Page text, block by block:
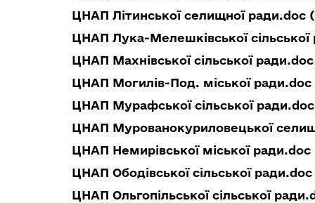
ЦНАП Літинської селищної ради.doc
ЦНАП Лука-Мелешківської
ЦНАП Махнівської сільської
ЦНАП Могилів-Под. міської
ЦНАП Мурафської сільської
ЦНАП Мурованокуриловецької
ЦНАП Немирівської міської
ЦНАП Ободівської сільської
ЦНАП Ольгопільської сільської